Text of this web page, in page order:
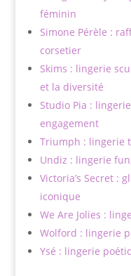
féminin
Simone Pérèle :
corsetier
Skims : lingerie
et la diversité
Studio Pia :
engagement
Triumph : lingerie
Undiz : lingerie
Victoria’s Secret :
iconique
We Are Jolies :
Wolford : lingerie
Ysé : lingerie